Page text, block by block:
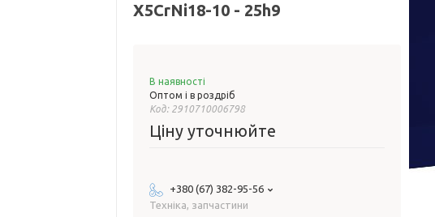
X5CrNi18-10 - 25h9
В наявності
Оптом і в роздріб
Код: 2910710006798
Ціну уточнюйте
+380 (67) 382-95-56
Техніка, запчастини